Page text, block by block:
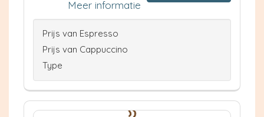
Meer informatie
Prijs van Espresso
Prijs van Cappuccino
Type